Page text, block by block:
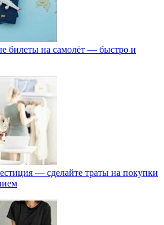
билеты на самолёт — быстро и
— сделайте траты на покупки